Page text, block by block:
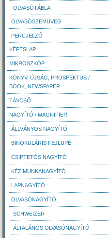
OLVASÓTÁBLA
OLVASÓSZEMÜVEG
PERCJELZŐ
KÉPESLAP
MIKROSZKÓP
KÖNYV, ÚJSÁG, PROSPEKTUS /
BOOK, NEWSPAPER
TÁVCSŐ
NAGYÍTÓ / MAGNIFIER
ÁLLVÁNYOS NAGYÍTÓ
BINOKULÁRIS FEJLUPÉ
CSIPTETŐS NAGYÍTÓ
KÉZIMUNKANAGYÍTÓ
LAPNAGYÍTÓ
OLVASÓNAGYÍTÓ
SCHWEIZER
ÁLTALÁNOS OLVASÓNAGYÍTÓ